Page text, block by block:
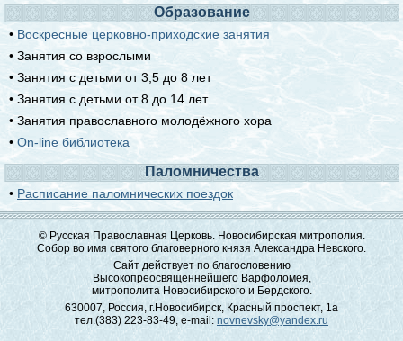
Образование
• Воскресные церковно-приходские занятия
• Занятия со взрослыми
• Занятия с детьми от 3,5 до 8 лет
• Занятия с детьми от 8 до 14 лет
• Занятия православного молодёжного хора
• On-line библиотека
Паломничества
• Расписание паломнических поездок
© Русская Православная Церковь. Новосибирская митрополия.
Собор во имя святого благоверного князя Александра Невского.
Сайт действует по благословению
Высокопреосвященнейшего Варфоломея,
митрополита Новосибирского и Бердского.
630007, Россия, г.Новосибирск, Красный проспект, 1а
тел.(383) 223-83-49, e-mail: novnevsky@yandex.ru